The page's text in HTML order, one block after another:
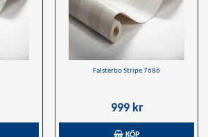
Falsterbo Stripe 7686
999 kr
KÖP